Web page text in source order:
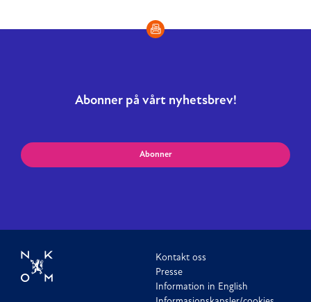
Abonner på vårt nyhetsbrev!
Abonner
Kontakt oss
Presse
Information in English